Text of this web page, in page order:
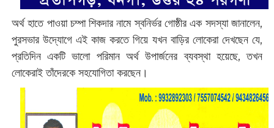
অর্থ হাতে পাওয়া চম্পা শিকদার নামে স্বনির্ভর গোষ্ঠীর এক সদস্যা জানালেন,
পুরসভার উদ্যোগে এই কাজ করতে গিয়ে যখন বাড়ির লোকেরা দেখছেন যে,
প্রতিদিন একটি ভালো পরিমান অর্থ উপার্জনের ব্যবস্থা হয়েছে, তখন
লোকেরাই তাঁদেরকে সহযোগিতা করছেন।